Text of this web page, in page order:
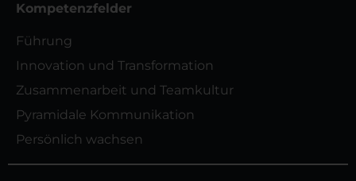
Kompetenzfelder
Führung
Innovation und Transformation
Zusammenarbeit und Teamkultur
Pyramidale Kommunikation
Persönlich wachsen